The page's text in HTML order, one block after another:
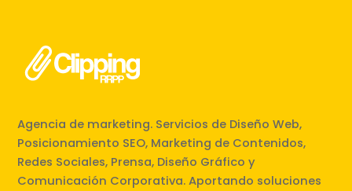
Agencia de marketing. Servicios de Diseño Web,
Posicionamiento SEO, Marketing de Contenidos,
Redes Sociales, Prensa, Diseño Gráfico y
Comunicación Corporativa. Aportando soluciones